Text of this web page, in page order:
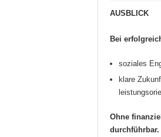
AUSBLICK
Bei
soziales
klare
Ohne
durchführbar.